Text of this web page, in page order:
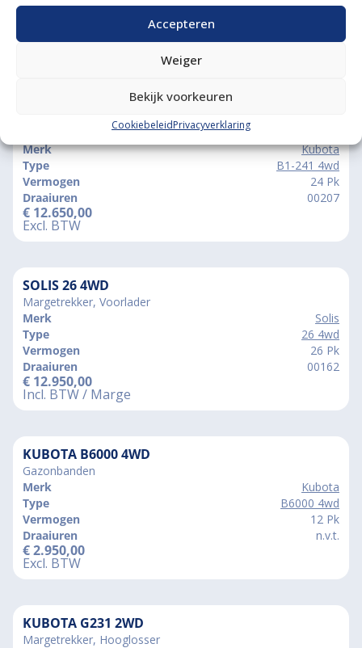
Accepteren
Weiger
Bekijk voorkeuren
CookiebeleidPrivacyverklaring
Vergelijkbare producten
KUBOTA B1-241 4WD
Garden Pro Banden
Merk
Kubota
Type
B1-241 4wd
Vermogen
24 Pk
Draaiuren
00207
€ 12.650,00
Excl. BTW
SOLIS 26 4WD
Margetrekker, Voorlader
Merk
Solis
Type
26 4wd
Vermogen
26 Pk
Draaiuren
00162
€ 12.950,00
Incl. BTW / Marge
KUBOTA B6000 4WD
Gazonbanden
Merk
Kubota
Type
B6000 4wd
Vermogen
12 Pk
Draaiuren
n.v.t.
€2.950,00
Excl. BTW
KUBOTA G231 2WD
Margetrekker, Hooglosser